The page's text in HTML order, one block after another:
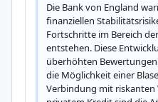
Die Bank von England
finanziellen
Fortschritte im Bereich
entstehen. Diese
überhöhten
die Möglichkeit einer
Verbindung mit